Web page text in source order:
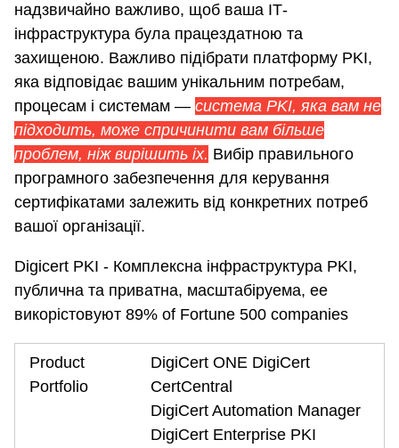
надзвичайно важливо, щоб ваша ІТ-
інфраструктура була працездатною та
захищеною. Важливо підібрати платформу PKI,
яка відповідає вашим унікальним потребам,
процесам і системам — система PKI, яка вам не
підходить, може спричинити вам більше
проблем, ніж вирішить іх. Вибір правильного
програмного забезпечення для керування
сертифікатами залежить від конкретних потреб
вашої організації.
Digicert PKI - Комплексна інфраструктура PKI,
публична та приватна, масштабіруема, ее
викорістовуют 89% of Fortune 500 companies
Product
Portfolio
DigiCert ONE DigiCert
CertCentral
DigiCert Automation Manager
DigiCert Enterprise PKI